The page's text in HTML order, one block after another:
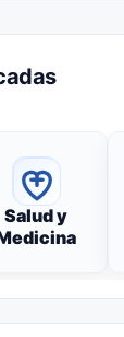
Salud y